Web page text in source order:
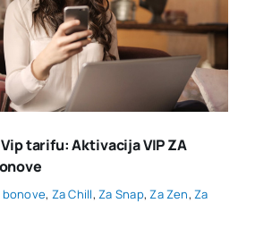
tarifu: Aktivacija VIP ZA
, Za Chill,Za Snap,Za Zen,Za